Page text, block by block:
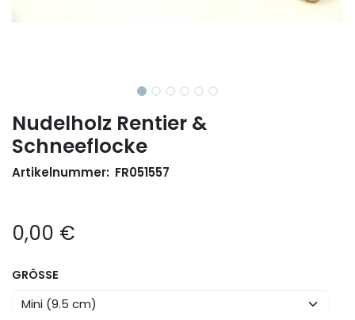
Nudelholz Rentier &
Schneeflocke
Artikelnummer: FR051557
0,00 €
GRÖSSE